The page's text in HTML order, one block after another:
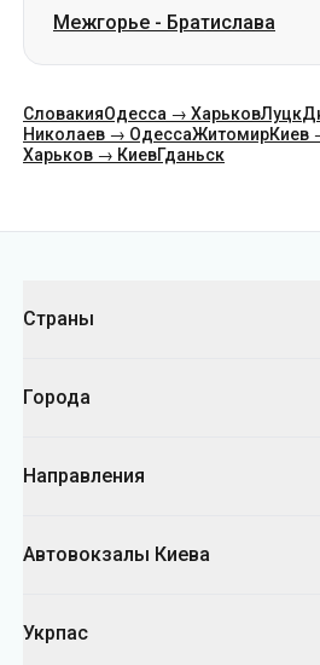
Межгорье - Братислава
СловакияОдесса → ХарьковЛуцк
Николаев → ОдессаЖитомирКиев
Харьков → КиевГданьск
Страны
Города
Направления
Автовокзалы Киева
Укрпас